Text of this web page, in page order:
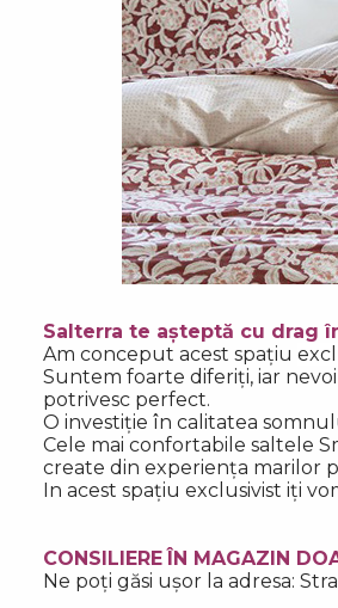
Salterra te așteptă cu drag
Am conceput acest spațiu
Suntem foarte diferiți, iar
potrivesc perfect.
O investiție în calitatea
Cele mai confortabile saltele
create din experiența marilor
In acest spațiu exclusivist iți
CONSILIERE ÎN MAGAZIN
Ne poți găsi ușor la adresa: